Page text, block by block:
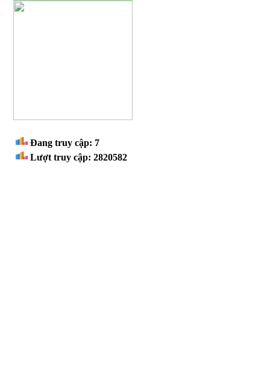
Đang truy cập: 7
Lượt truy cập: 2820582